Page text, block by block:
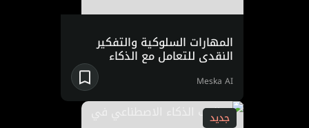
المهارات السلوكية والتفكير
النقدي للتعامل مع الذكاء
الاصطناعي
Meska AI
جديد